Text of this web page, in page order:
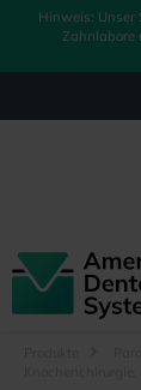
springen
Hinweis: Unser
Zahnlabore